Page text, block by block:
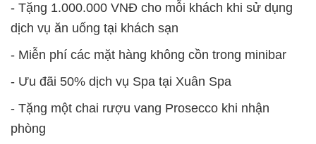
- Tặng 1.000.000 VNĐ cho mỗi khách khi sử dụng
dịch vụ ăn uống tại khách sạn
- Miễn phí các mặt hàng không cồn trong minibar
- Ưu đãi 50% dịch vụ Spa tại Xuân Spa
- Tặng một chai rượu vang Prosecco khi nhận
phòng